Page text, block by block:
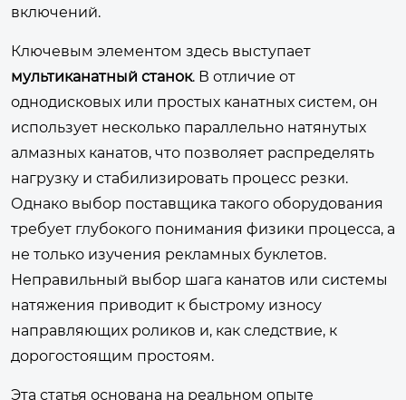
включений.
Ключевым элементом здесь выступает
мультиканатный станок. В отличие от
однодисковых или простых канатных систем, он
использует несколько параллельно натянутых
алмазных канатов, что позволяет распределять
нагрузку и стабилизировать процесс резки.
Однако выбор поставщика такого оборудования
требует глубокого понимания физики процесса, а
не только изучения рекламных буклетов.
Неправильный выбор шага канатов или системы
натяжения приводит к быстрому износу
направляющих роликов и, как следствие, к
дорогостоящим простоям.
Эта статья основана на реальном опыте